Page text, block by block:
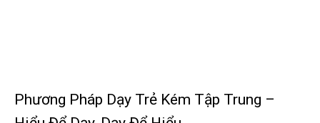
Phương Pháp Dạy Trẻ Kém Tập Trung –